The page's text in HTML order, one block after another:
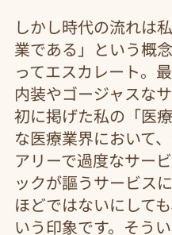
しかし時代の流れは
業である」という概
ってエスカレート。
内装やゴージャスな
初に掲げた私の「医
な医療業界において
アリーで過度なサー
ックが謳うサービス
ほどではないにして
いう印象です。そう